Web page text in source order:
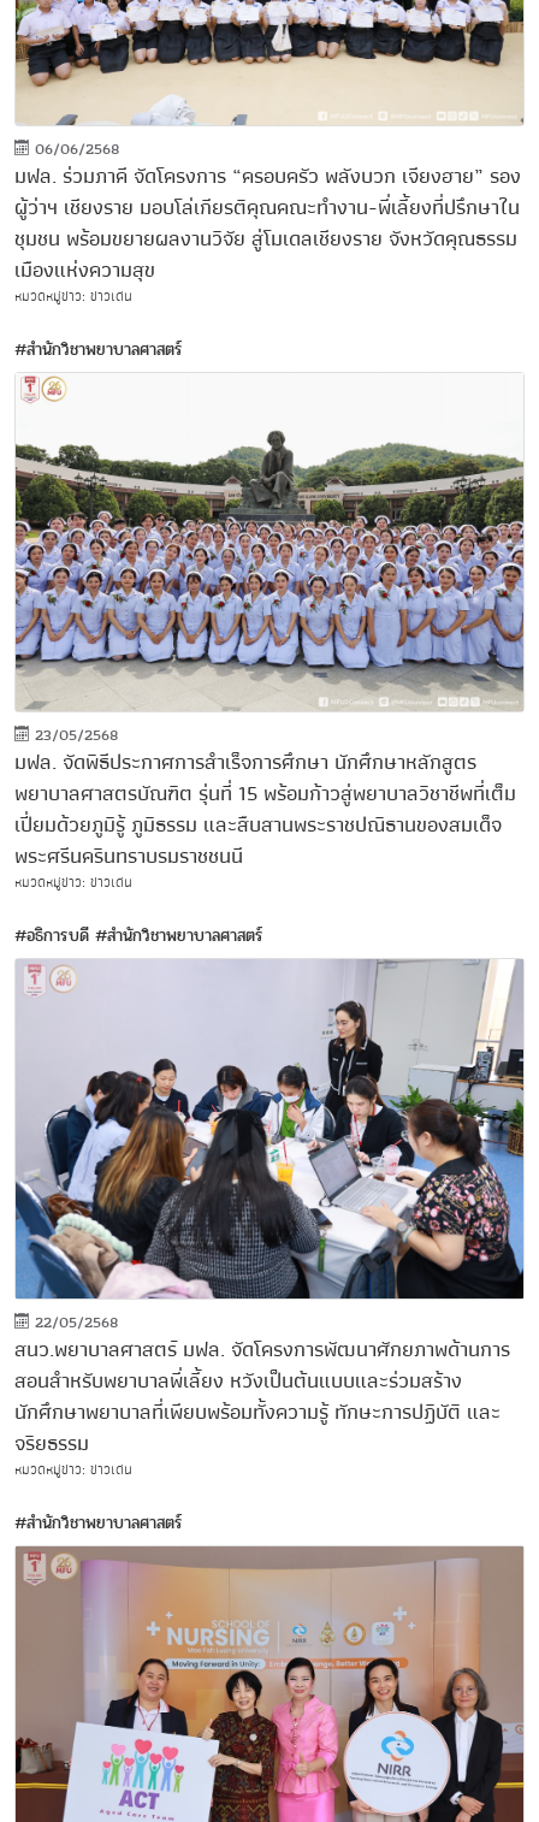
06/06/2568
มฟล. ร่วมภาคี จัดโครงการ “ครอบครัว พลังบวก เจียงฮาย” รอง
ผู้ว่าฯ เชียงราย มอบโล่เกียรติคุณคณะทำงาน-พี่เลี้ยงที่ปรึกษาใน
ชุมชน พร้อมขยายผลงานวิจัย สู่โมเดลเชียงราย จังหวัดคุณธรรม
เมืองแห่งความสุข
หมวดหมู่ข่าว: ข่าวเด่น
#สำนักวิชาพยาบาลศาสตร์
23/05/2568
มฟล. จัดพิธีประกาศการสำเร็จการศึกษา นักศึกษาหลักสูตร
พยาบาลศาสตรบัณฑิต รุ่นที่ 15 พร้อมก้าวสู่พยาบาลวิชาชีพที่เต็ม
เปี่ยมด้วยภูมิรู้ ภูมิธรรม และสืบสานพระราชปณิธานของสมเด็จ
พระศรีนครินทราบรมราชชนนี
หมวดหมู่ข่าว: ข่าวเด่น
#อธิการบดี #สำนักวิชาพยาบาลศาสตร์
22/05/2568
สนว.พยาบาลศาสตร์ มฟล. จัดโครงการพัฒนาศักยภาพด้านการ
สอนสำหรับพยาบาลพี่เลี้ยง หวังเป็นต้นแบบและร่วมสร้าง
นักศึกษาพยาบาลที่เพียบพร้อมทั้งความรู้ ทักษะการปฏิบัติ และ
จริยธรรม
หมวดหมู่ข่าว: ข่าวเด่น
#สำนักวิชาพยาบาลศาสตร์